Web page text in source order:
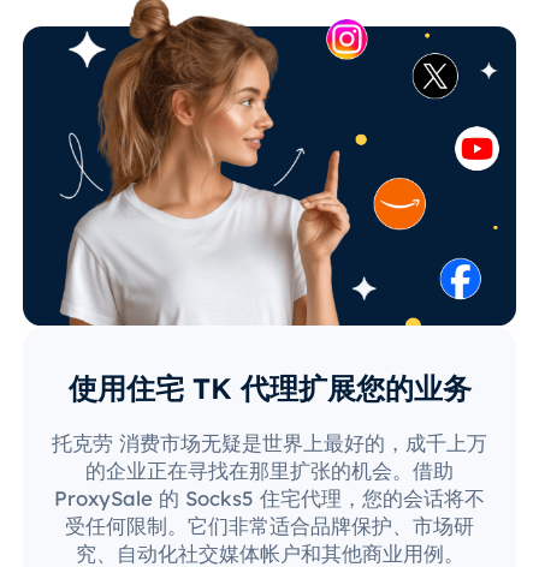
使用住宅 TK 代理扩展您的业务
托克劳 消费市场无疑是世界上最好的，成千上万
的企业正在寻找在那里扩张的机会。借助
ProxySale 的 Socks5 住宅代理，您的会话将不
受任何限制。它们非常适合品牌保护、市场研
究、自动化社交媒体帐户和其他商业用例。